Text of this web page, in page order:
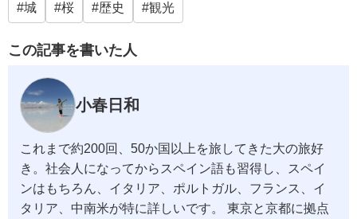
城 桜 歴史 観光
この記事を書いた人
小春日和
これまで約200回、50か国以上を旅してきた大の旅好
き。社会人になってからスペイン語も習得し、スペイ
ンはもちろん、イタリア、ポルトガル、フランス、イ
タリア、中南米が特に詳しいです。 東京と京都に拠点